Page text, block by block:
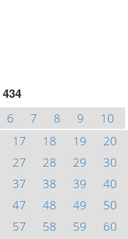
434
6 7 8 9
10
17 18 19
20
27 28 29
30
37 38 39
40
47 48 49
50
57 58 59
60